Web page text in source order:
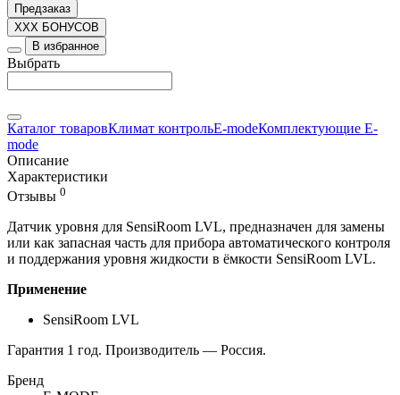
Предзаказ
XXX БОНУСОВ
В избранное
Выбрать
Каталог товаровКлимат контрольE-modeКомплектующие E-
mode
Описание
Характеристики
Отзывы 0
Датчик уровня для SensiRoom LVL, предназначен для замены
или как запасная часть для прибора автоматического контроля
и поддержания уровня жидкости в ёмкости SensiRoom LVL.
Применение
SensiRoom LVL
Гарантия 1 год. Производитель — Россия.
Бренд